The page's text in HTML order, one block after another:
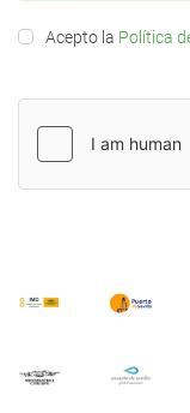
Acepto la Política